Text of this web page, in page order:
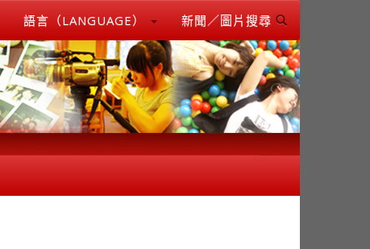
語言（LANGUAGE） 新聞／圖片搜尋